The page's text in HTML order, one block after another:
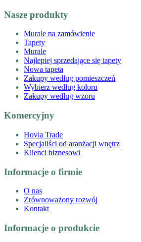
Nasze produkty
Murale na zamówienie
Tapety
Murale
Najlepiej sprzedające się tapety
Nowa tapeta
Zakupy według pomieszczeń
Wybierz według koloru
Zakupy według wzoru
Komercyjny
Hovia Trade
Specjaliści od aranżacji wnętrz
Klienci biznesowi
Informacje o firmie
O nas
Zrównoważony rozwój
Kontakt
Informacje o produkcie